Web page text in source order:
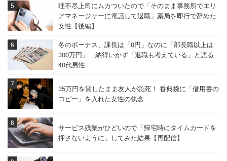
理不尽上司にムカついたので「そのまま事務所でエリ
アマネージャーに電話して退職」薬局を即行で辞めた
女性【後編】
冬のボーナス、課長は「0円」なのに「部長職以上は
300万円」 納得いかず「退職も考えている」と語る
40代男性
35万円を貸したまま友人が急死！ 香典袋に「借用書の
コピー」を入れた女性の執念
サービス残業がひどいので「帰宅時にタイムカードを
押さないように」してみた結果【再配信】